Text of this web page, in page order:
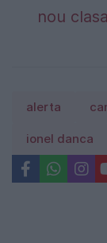
nou
alerta
ionel danca